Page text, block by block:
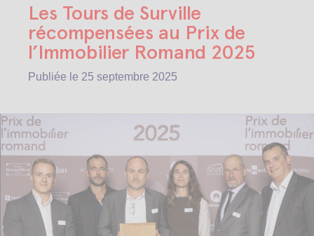
Les Tours de Surville
récompensées au Prix de
l’Immobilier Romand 2025
Publiée le 25 septembre 2025